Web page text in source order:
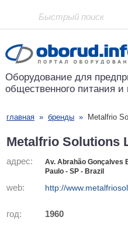
Проект основан в 2001 году
Оборудование для
общественного питания и
главная » бренды » Metalfrio
Metalfrio Solutions
адрес:
Av. Abrahão Gonçalves
Paulo - SP - Brazil
web: http://
год: 1960